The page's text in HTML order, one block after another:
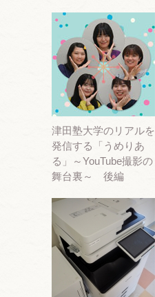
津田塾大学のリアルを
発信する「うめりあ
る」～YouTube撮影の
舞台裏～ 後編